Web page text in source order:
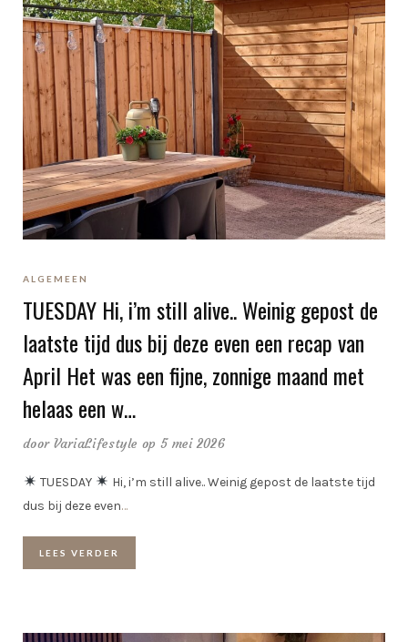
ALGEMEEN
TUESDAY Hi, i’m still alive.. Weinig gepost de
laatste tijd dus bij deze even een recap van
April Het was een fijne, zonnige maand met
helaas een w…
door VariaLifestyle op 5 mei 2026
TUESDAY
Hi, i’m still alive.. Weinig gepost de laatste tijd
dus bij deze even…
LEES VERDER